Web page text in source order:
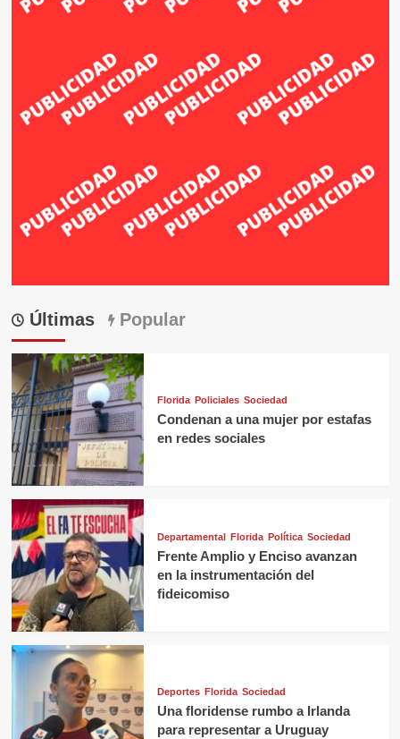
Últimas Popular
Florida Policiales Sociedad
Condenan a una mujer por estafas
en redes sociales
Departamental Florida Política Sociedad
Frente Amplio y Enciso avanzan
en la instrumentación del
fideicomiso
Deportes Florida Sociedad
Una floridense rumbo a Irlanda
para representar a Uruguay